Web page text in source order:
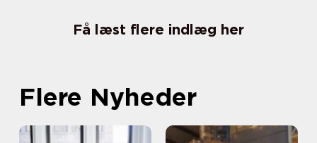
Få læst flere indlæg her
Flere Nyheder